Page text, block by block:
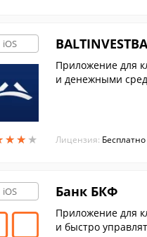
iOS
★★ ★
★★ ★
Приложение для
и денежными
Лицензия: Бесплатно
iOS Банк БКФ
Приложение для
и быстро